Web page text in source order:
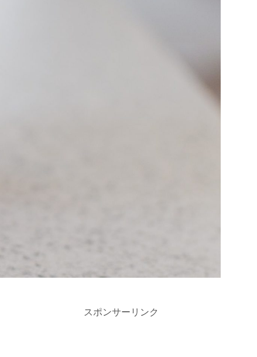
スポンサーリンク